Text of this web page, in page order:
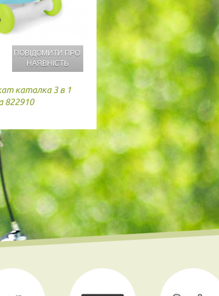
ПОВІДОМИТИ ПРО
НАЯВНІСТЬ
каталка 3 в 1
822910